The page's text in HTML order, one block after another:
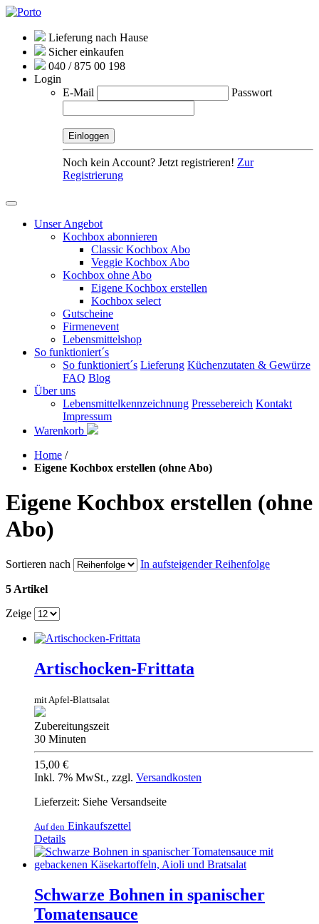
Lieferung nach Hause
Sicher einkaufen
040 / 875 00 198
Login
E-Mail
Passwort
Noch kein Account? Jetzt registrieren! Zur
Registrierung
Unser Angebot
Kochbox abonnieren
Classic Kochbox Abo
Veggie Kochbox Abo
Kochbox ohne Abo
Eigene Kochbox erstellen
Kochbox select
Gutscheine
Firmenevent
Lebensmittelshop
So funktioniert´s
So funktioniert´s Lieferung Küchenzutaten & Gewürze
FAQ Blog
Über uns
Lebensmittelkennzeichnung Pressebereich Kontakt
Impressum
Warenkorb
Home /
Eigene Kochbox erstellen (ohne Abo)
Eigene Kochbox erstellen (ohne
Abo)
Sortieren nach In aufsteigender Reihenfolge
5 Artikel
Zeige
Artischocken-Frittata
mit Apfel-Blattsalat
Zubereitungszeit
30 Minuten
15,00 €
Inkl. 7% MwSt., zzgl. Versandkosten
Lieferzeit: Siehe Versandseite
Auf den Einkaufszettel
Details
Schwarze Bohnen in spanischer
Tomatensauce